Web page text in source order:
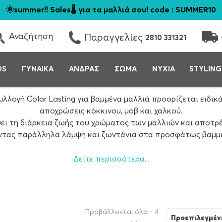
🌞summer!! Sales🌡️ για τα μαλλιά σου! code : SUMMER10
Αναζήτηση Παραγγελίες 2810 331321
ΓΥΝΑΙΚΑ ΑΝΔΡΑΣ ΣΩΜΑ ΝΥΧΙΑ
Color Lasting για βαμμένα μαλλιά προορίζεται
αποχρώσεις κόκκινου, μοβ και χαλκού.
τη διάρκεια ζωής του χρώματος των μαλλιών και
παράλληλα λάμψη και ζωντάνια στα προσφάτως
την ικανοποίηση του καταναλωτή. Τα προϊόντα της
Δείτε περισσότερα...
Προβάλλονται όλα - 4